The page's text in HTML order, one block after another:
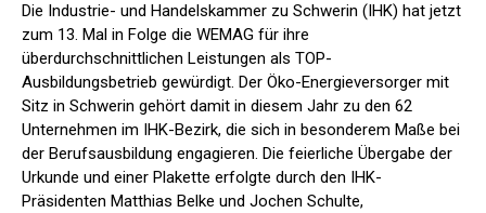
Die Industrie- und Handelskammer zu Schwerin (IHK) hat jetzt
zum 13. Mal in Folge die WEMAG für ihre
überdurchschnittlichen Leistungen als TOP-
Ausbildungsbetrieb gewürdigt. Der Öko-Energieversorger mit
Sitz in Schwerin gehört damit in diesem Jahr zu den 62
Unternehmen im IHK-Bezirk, die sich in besonderem Maße bei
der Berufsausbildung engagieren. Die feierliche Übergabe der
Urkunde und einer Plakette erfolgte durch den IHK-
Präsidenten Matthias Belke und Jochen Schulte,